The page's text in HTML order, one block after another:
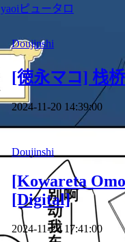
yaoi ピュータロ
Doujinshi
[徳永マコ] 栈
2024-11-20 14:39:00
Doujinshi
[Kowareta
[Digital]
2024-11-20 17:41:00